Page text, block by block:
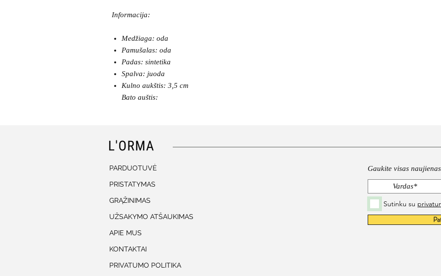
Informacija:
Medžiaga: oda
Pamušalas: oda
Padas: sintetika
Spalva: juoda
Kulno aukštis: 3,5 cm
Bato auštis:
PARDUOTUVĖ
PRISTATYMAS
GRĄŽINIMAS
UŽSAKYMO ATŠAUKIMAS
APIE MUS
KONTAKTAI
PRIVATUMO POLITIKA
Gaukite visas
Sutinku su